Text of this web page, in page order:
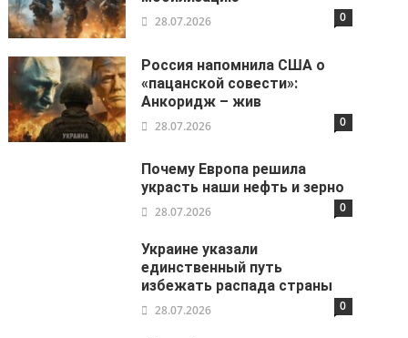
28.07.2026 0
Россия напомнила США о
«пацанской совести»:
Анкоридж – жив
28.07.2026 0
Почему Европа решила
украсть наши нефть и зерно
28.07.2026 0
Украине указали
единственный путь
избежать распада страны
28.07.2026 0